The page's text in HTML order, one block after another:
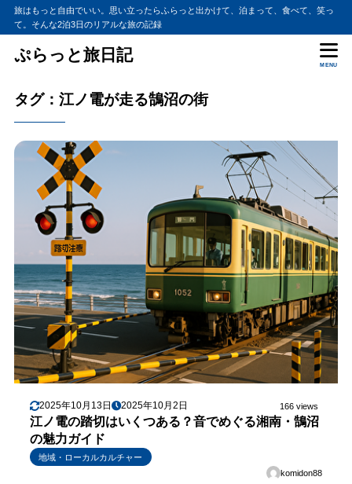
旅はもっと自由でいい。思い立ったらふらっと出かけて、泊まって、食べて、笑っ
て。そんな2泊3日のリアルな旅の記録
ぷらっと旅日記
MENU
タグ：江ノ電が走る鵠沼の街
2025年10月13日 2025年10月2日 166 views
江ノ電の踏切はいくつある？音でめぐる湘南・鵠沼
の魅力ガイド
地域・ローカルカルチャー
komidon88